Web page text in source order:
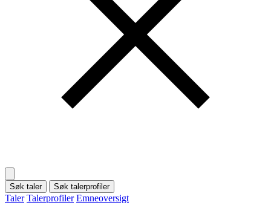
Søk taler Søk talerprofiler
Taler Talerprofiler Emneoversigt